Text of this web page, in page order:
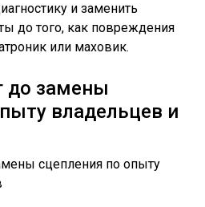
и заменить
до того, как повреждения
или маховик.
до замены
владельцев и